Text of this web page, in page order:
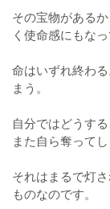
その宝物がある
く使命感にもなっ
命はいずれ終わ
まう。
自分ではどうす
また自ら奪って
それはまるで灯
ものなのです。